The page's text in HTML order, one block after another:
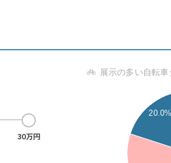
展示の多い自転